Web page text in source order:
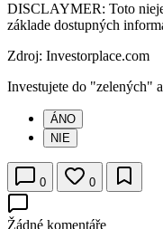
DISCLAYMER: Toto nieje
základe dostupných
Zdroj: Investorplace.com
Investujete do "zelených"
ÁNO
NIE
0 0
Žádné komentáře